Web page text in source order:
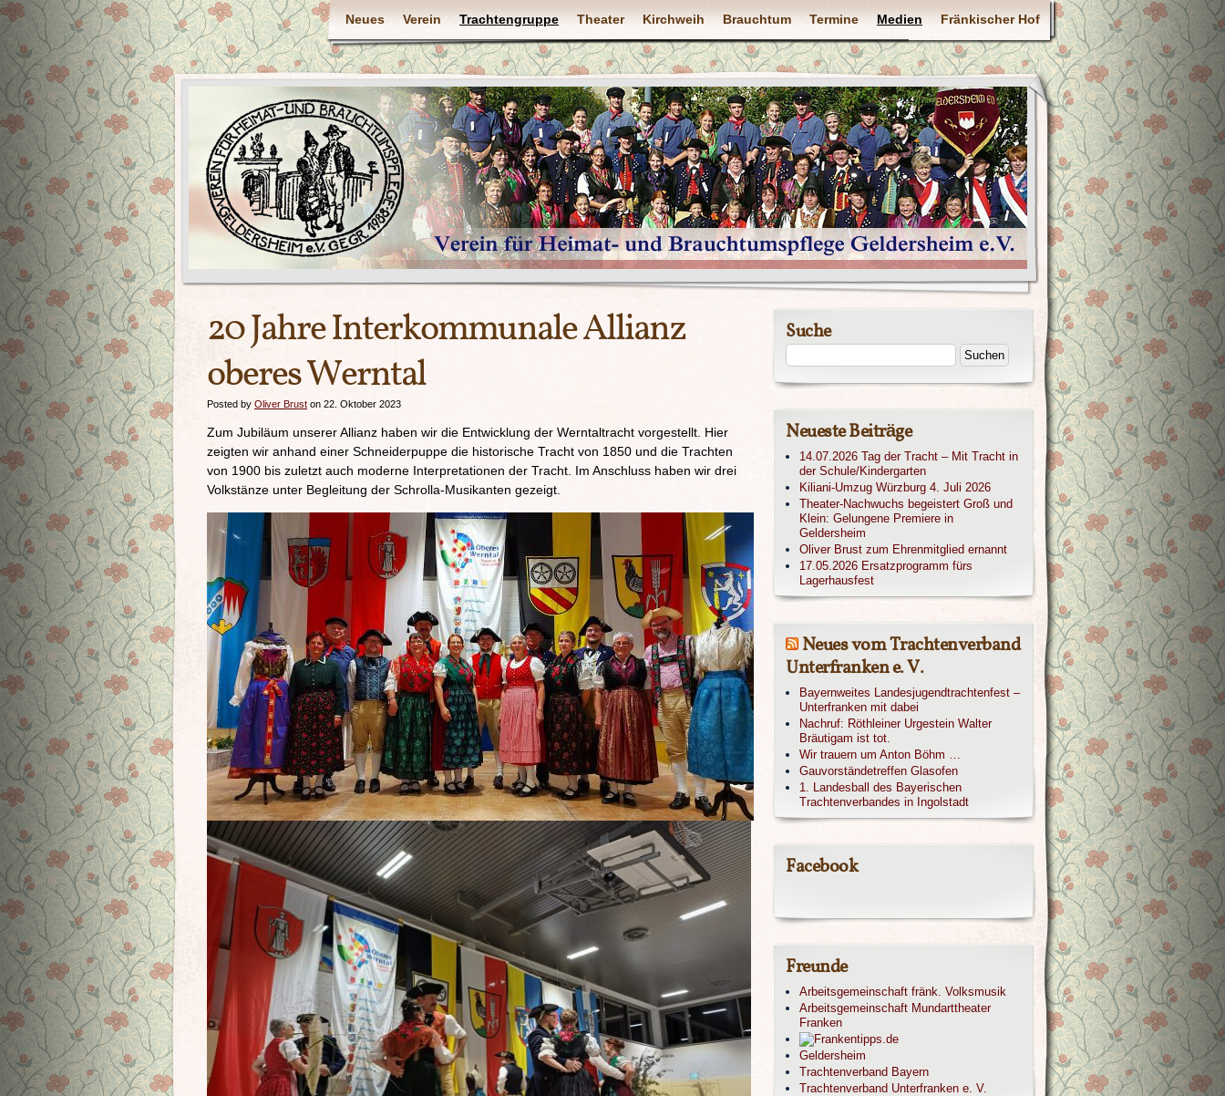
Neues Verein Trachtengruppe Theater Kirchweih Brauchtum Termine Medien Fränkischer Hof
20 Jahre Interkommunale Allianz
oberes Werntal
Posted by Oliver Brust on 22. Oktober 2023
Zum Jubiläum unserer Allianz haben wir die Entwicklung der Werntaltracht vorgestellt. Hier
zeigten wir anhand einer Schneiderpuppe die historische Tracht von 1850 und die Trachten
von 1900 bis zuletzt auch moderne Interpretationen der Tracht. Im Anschluss haben wir drei
Volkstänze unter Begleitung der Schrolla-Musikanten gezeigt.
Suche
Neueste Beiträge
14.07.2026 Tag der Tracht – Mit Tracht in
der Schule/Kindergarten
Kiliani-Umzug Würzburg 4. Juli 2026
Theater-Nachwuchs begeistert Groß und
Klein: Gelungene Premiere in
Geldersheim
Oliver Brust zum Ehrenmitglied ernannt
17.05.2026 Ersatzprogramm fürs
Lagerhausfest
Neues vom Trachtenverband
Unterfranken e. V.
Bayernweites Landesjugendtrachtenfest –
Unterfranken mit dabei
Nachruf: Röthleiner Urgestein Walter
Bräutigam ist tot.
Wir trauern um Anton Böhm …
Gauvorständetreffen Glasofen
1. Landesball des Bayerischen
Trachtenverbandes in Ingolstadt
Facebook
Freunde
Arbeitsgemeinschaft fränk. Volksmusik
Arbeitsgemeinschaft Mundarttheater
Franken
Geldersheim
Trachtenverband Bayern
Trachtenverband Unterfranken e. V.